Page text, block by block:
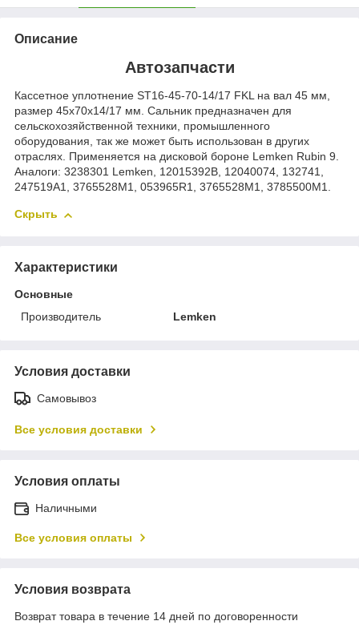
Описание
Автозапчасти
Кассетное уплотнение ST16-45-70-14/17 FKL на вал 45 мм,
размер 45х70х14/17 мм. Сальник предназначен для
сельскохозяйственной техники, промышленного
оборудования, так же может быть использован в других
отраслях. Применяется на дисковой бороне Lemken Rubin 9.
Аналоги: 3238301 Lemken, 12015392B, 12040074, 132741,
247519A1, 3765528M1, 053965R1, 3765528M1, 3785500M1.
Скрыть
Характеристики
Основные
Производитель
Lemken
Условия доставки
Самовывоз
Все условия доставки
Условия оплаты
Наличными
Все условия оплаты
Условия возврата
Возврат товара в течение 14 дней по договоренности